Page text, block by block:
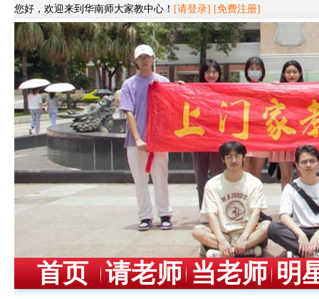
您好，欢迎来到华南师大家教中心！ [请登录] [免费注册]
首页 请老师 当老师 明